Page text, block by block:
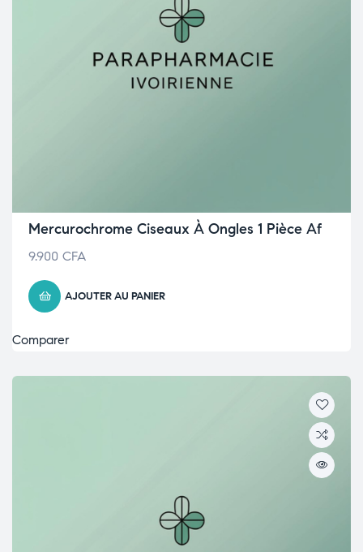
Mercurochrome Ciseaux À Ongles 1 Pièce Af
9.900 CFA
AJOUTER AU PANIER
Comparer